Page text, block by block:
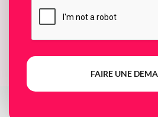
FAIRE UNE